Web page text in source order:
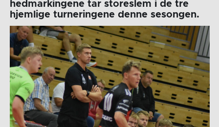
hedmarkingene tar storeslem i de tre
hjemlige turneringene denne sesongen.